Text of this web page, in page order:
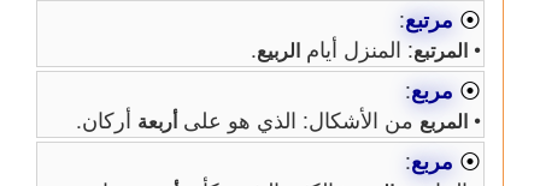
⦿ مرتبع:
• المرتبع: المنزل أيام الربيع.
⦿ مربع:
• المربعمن الأشكال: الذي هو على أربعةأركان.
⦿ مربع: